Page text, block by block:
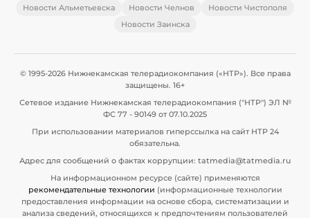
Новости Альметьевска
Новости Челнов
Новости Чистополя
Новости Заинска
© 1995-2026 Нижнекамская телерадиокомпания («НТР»). Все права
защищены. 16+
Сетевое издание Нижнекамская телерадиокомпания ("НТР") ЭЛ №
ФС 77 - 90149 от 07.10.2025
При использовании материалов гиперссылка на сайт НТР 24
обязательна.
Адрес для сообщений о фактах коррупции: tatmedia@tatmedia.ru
На информационном ресурсе (сайте) применяются
рекомендательные технологии (информационные технологии
предоставления информации на основе сбора, систематизации и
анализа сведений, относящихся к предпочтениям пользователей